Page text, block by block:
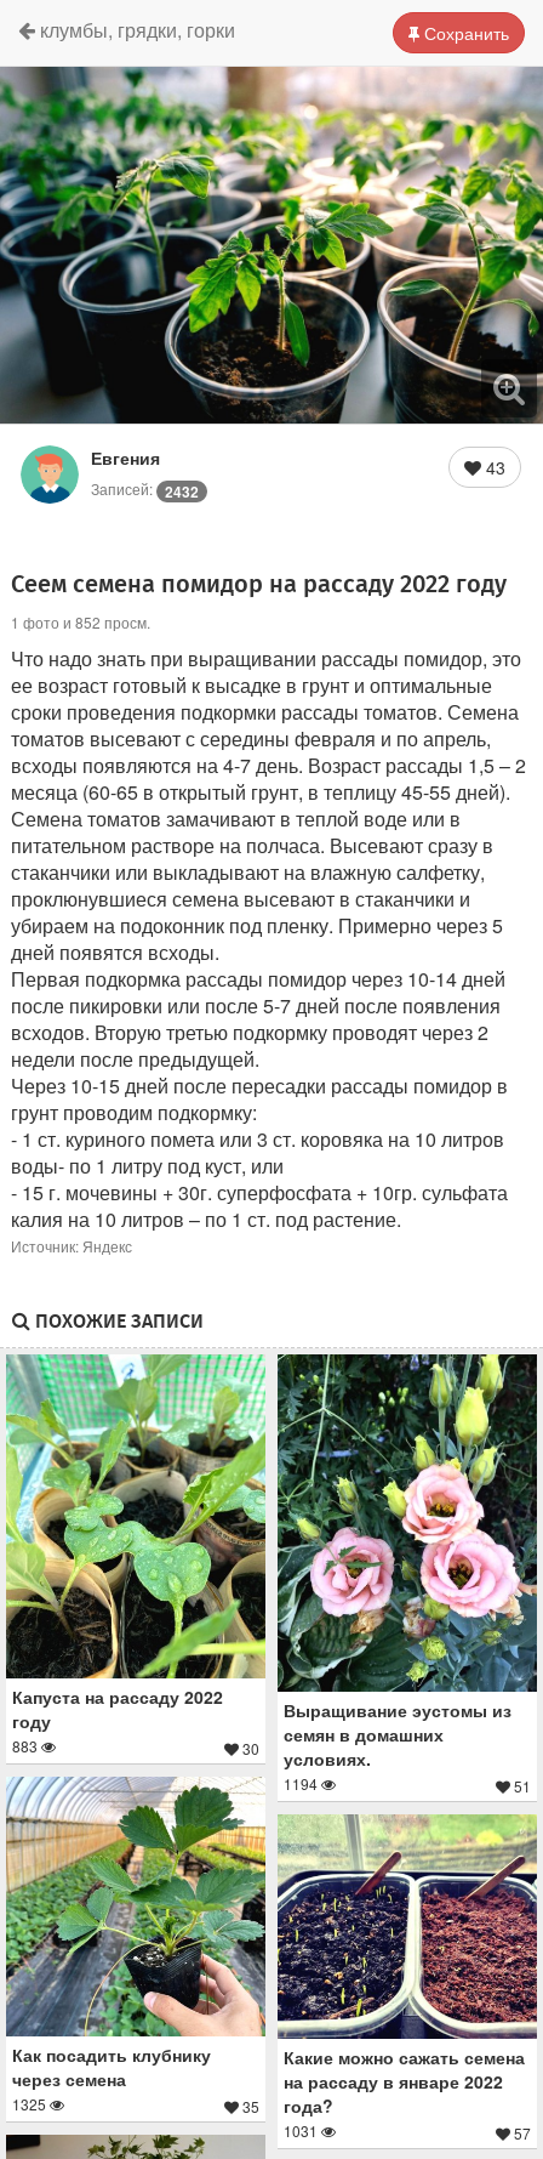
Сохранить
клумбы, грядки, горки
Евгения
Записей: 2432
43
Сеем семена помидор на рассаду 2022 году
1 фото и 852 просм.
Что надо знать при выращивании рассады помидор, это
ее возраст готовый к высадке в грунт и оптимальные
сроки проведения подкормки рассады томатов. Семена
томатов высевают с середины февраля и по апрель,
всходы появляются на 4-7 день. Возраст рассады 1,5 – 2
месяца (60-65 в открытый грунт, в теплицу 45-55 дней).
Семена томатов замачивают в теплой воде или в
питательном растворе на полчаса. Высевают сразу в
стаканчики или выкладывают на влажную салфетку,
проклюнувшиеся семена высевают в стаканчики и
убираем на подоконник под пленку. Примерно через 5
дней появятся всходы.
Первая подкормка рассады помидор через 10-14 дней
после пикировки или после 5-7 дней после появления
всходов. Вторую третью подкормку проводят через 2
недели после предыдущей.
Через 10-15 дней после пересадки рассады помидор в
грунт проводим подкормку:
- 1 ст. куриного помета или 3 ст. коровяка на 10 литров
воды- по 1 литру под куст, или
- 15 г. мочевины + 30г. суперфосфата + 10гр. сульфата
калия на 10 литров – по 1 ст. под растение.
Источник: Яндекс
ПОХОЖИЕ ЗАПИСИ
Капуста на рассаду 2022
году
883 30
Выращивание эустомы из
семян в домашних
условиях.
1194 51
Как посадить клубнику
через семена
1325 35
Какие можно сажать семена
на рассаду в январе 2022
года?
1031 57